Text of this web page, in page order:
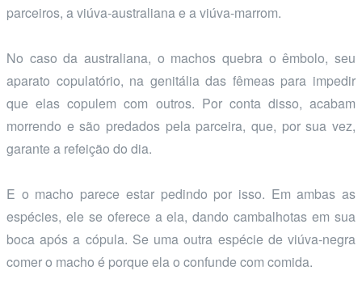
parceiros, a viúva-australiana e a viúva-marrom.
No caso da australiana, o machos quebra o êmbolo, seu
aparato copulatório, na genitália das fêmeas para impedir
que elas copulem com outros. Por conta disso, acabam
morrendo e são predados pela parceira, que, por sua vez,
garante a refeição do dia.
E o macho parece estar pedindo por isso. Em ambas as
espécies, ele se oferece a ela, dando cambalhotas em sua
boca após a cópula. Se uma outra espécie de viúva-negra
comer o macho é porque ela o confunde com comida.